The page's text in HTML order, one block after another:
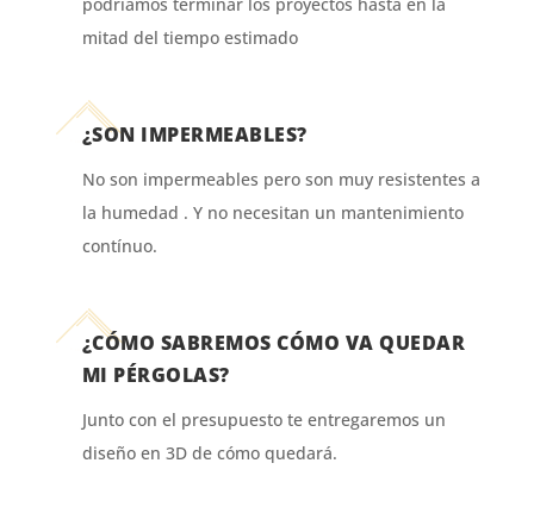
mitad del tiempo estimado
¿SON IMPERMEABLES?
No son impermeables pero son muy resistentes a
la humedad . Y no necesitan un mantenimiento
contínuo.
¿CÓMO SABREMOS CÓMO VA QUEDAR
MI PÉRGOLAS?
Junto con el presupuesto te entregaremos un
diseño en 3D de cómo quedará.